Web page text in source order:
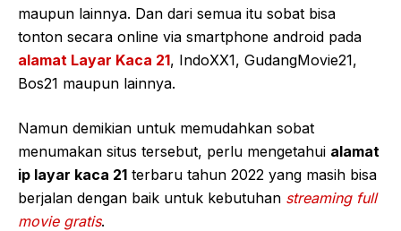
maupun lainnya. Dan dari semua itu sobat bisa
tonton secara online via smartphone android pada
alamat Layar Kaca 21, IndoXX1, GudangMovie21,
Bos21 maupun lainnya.
Namun demikian untuk memudahkan sobat
menumakan situs tersebut, perlu mengetahui alamat
ip layar kaca 21 terbaru tahun 2022 yang masih bisa
berjalan dengan baik untuk kebutuhan streaming full
movie gratis.